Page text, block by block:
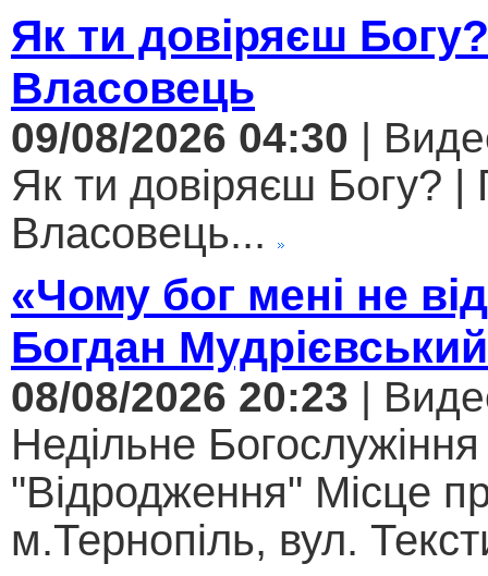
Як ти довіряєш
Власовець
09/08/2026 04:30 |
Як ти довіряєш Богу? |
Власовець...
«Чому бог мені не
Богдан Мудрієвський
08/08/2026 20:23 |
Недільне
"Відродження" Місце
м.Тернопіль, вул.